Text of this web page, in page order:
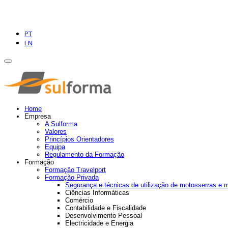
PT
EN
Home
Empresa
A Sulforma
Valores
Princípios Orientadores
Equipa
Regulamento da Formação
Formação
Formação Travelport
Formação Privada
Segurança e técnicas de utilização de motosserras e
Ciências Informáticas
Comércio
Contabilidade e Fiscalidade
Desenvolvimento Pessoal
Electricidade e Energia